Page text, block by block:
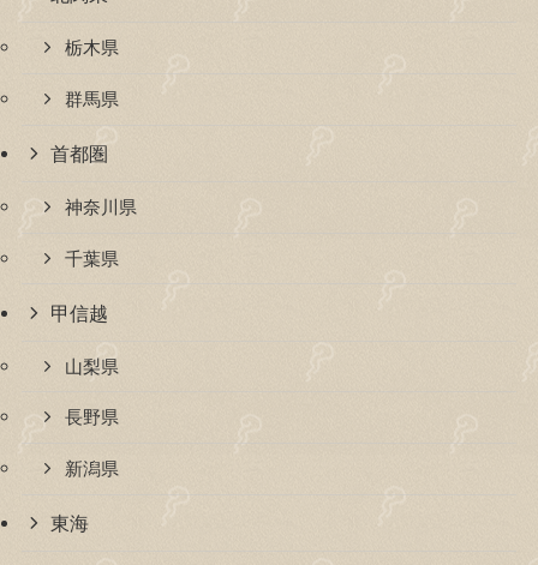
栃木県
群馬県
首都圏
神奈川県
千葉県
甲信越
山梨県
長野県
新潟県
東海